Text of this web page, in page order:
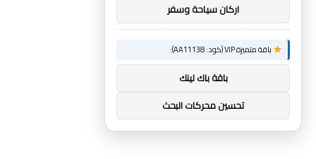
اركان سياحة وسفر
باقة متميزة VIP (كود: AA11138):
باقة باك لينك
تحسين محركات البحث